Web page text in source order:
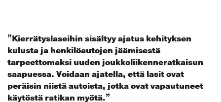
”Kierrätyslaseihin sisältyy ajatus kehityksen
kulusta ja henkilöautojen jäämisestä
tarpeettomaksi uuden joukkoliikenneratkaisun
saapuessa. Voidaan ajatella, että lasit ovat
peräisin niistä autoista, jotka ovat vapautuneet
käytöstä ratikan myötä.”